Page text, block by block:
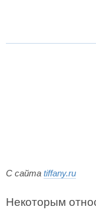
С сайта tiffany.ru
Некоторым